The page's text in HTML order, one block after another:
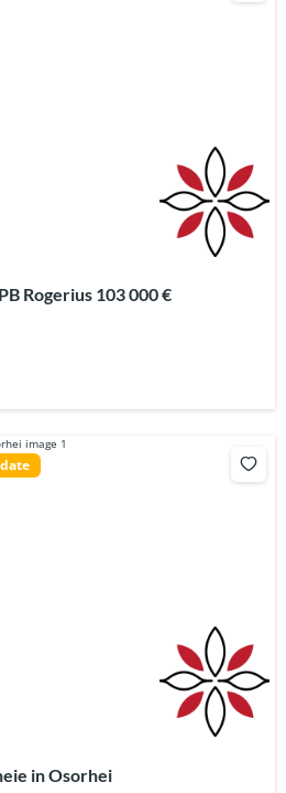
Rogerius 103 000 €
in Osorhei